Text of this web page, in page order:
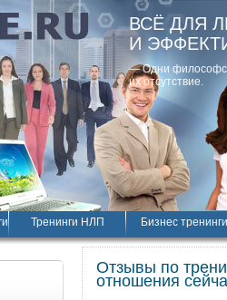
ВСЁ ДЛЯ
И
— Одни
их отсутствие.
Тренинги НЛП Бизнес тренинги
Отзывы по
отношения